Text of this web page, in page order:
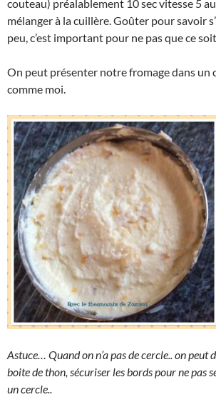
couteau) préalablement 10 sec vitesse 5 au
mélanger à la cuillère. Goûter pour savoir
peu, c’est important pour ne pas que ce
On peut présenter notre fromage dans un
comme moi.
Astuce… Quand on n’a pas de cercle.. on peut
boite de thon, sécuriser les bords pour ne pas
un cercle..